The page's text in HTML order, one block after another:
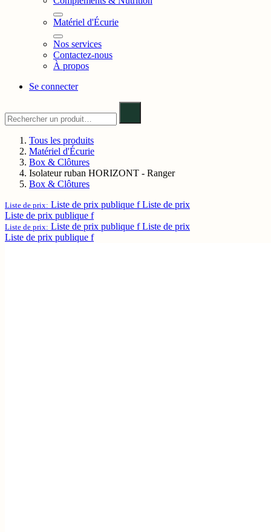
Matériel d'Écurie
Nos services
Contactez-nous
À propos
Se connecter
Tous les produits
Matériel d'Écurie
Box & Clôtures
Isolateur ruban HORIZONT - Ranger
Box & Clôtures
Liste de prix: Liste de prix publique f Liste de prix
Liste de prix publique f
Liste de prix: Liste de prix publique f Liste de prix
Liste de prix publique f